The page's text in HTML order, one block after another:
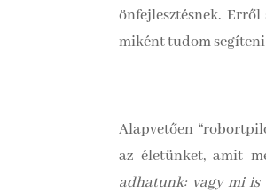
önfejlesztésnek.
miként tudom
Alapvetően
az életünket, amit
adhatunk: vagy mi is